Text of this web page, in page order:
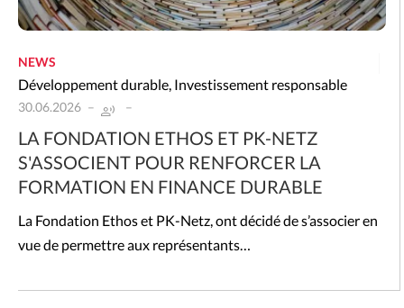
NEWS
Développement durable, Investissement responsable
30.06.2026
LA FONDATION ETHOS ET PK-NETZ
S'ASSOCIENT POUR RENFORCER LA
FORMATION EN FINANCE DURABLE
La Fondation Ethos et PK-Netz, ont décidé de s’associer en
vue de permettre aux représentants…